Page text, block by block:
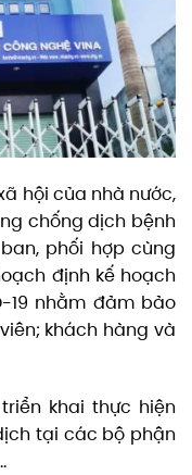
hội của nhà nước,
chống dịch bệnh
phối hợp cùng
định kế hoạch
19 nhằm đảm bảo
khách hàng và
khai thực hiện
tại các bộ phận